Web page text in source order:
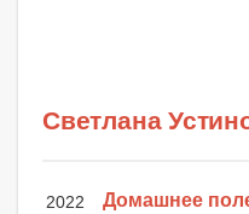
Светлана
2022 Домашнее